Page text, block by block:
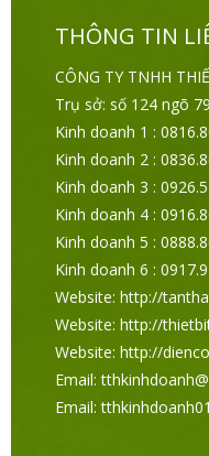
THÔNG TIN
CÔNG TY TNHH
Trụ sở: số 124 ngõ
Kinh doanh 1 :
Kinh doanh 2 :
Kinh doanh 3 :
Kinh doanh 4 :
Kinh doanh 5 :
Kinh doanh 6 :
Website: http://
Website: http://
Website: http://
Email:
Email: